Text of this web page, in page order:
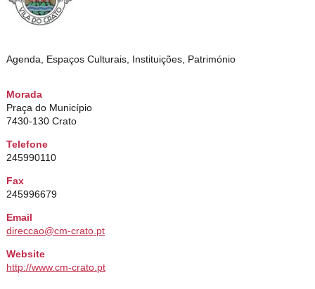
Agenda, Espaços Culturais, Instituições, Património
Morada
Praça do Município
7430-130 Crato
Telefone
245990110
Fax
245996679
Email
direccao@cm-crato.pt
Website
http://www.cm-crato.pt